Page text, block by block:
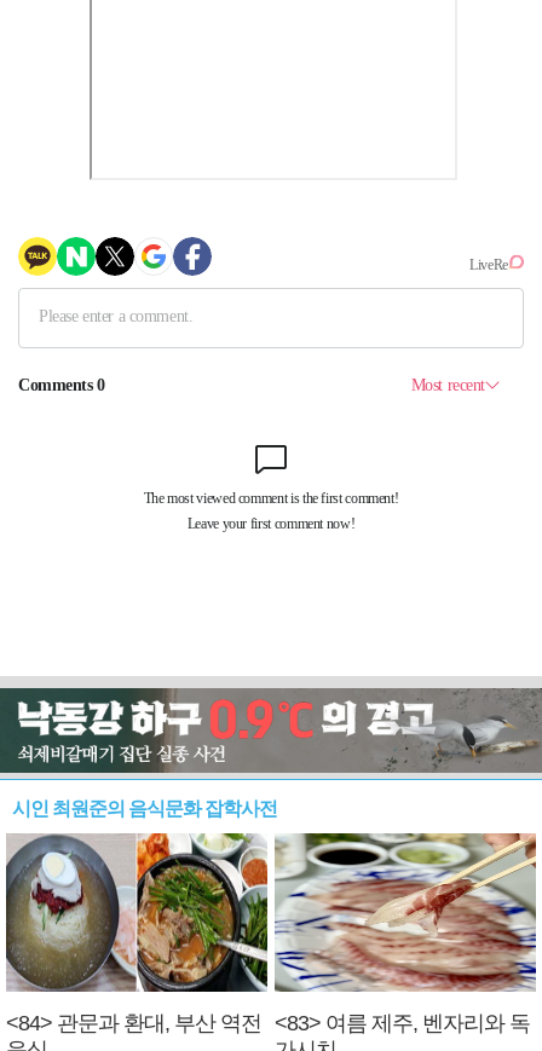
시인 최원준의 음식문화 잡학사전
<84> 관문과 환대, 부산 역전
<83> 여름 제주, 벤자리와 독